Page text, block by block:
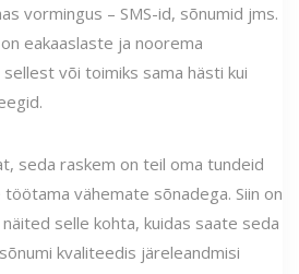
vormingus – SMS-id, sõnumid jms.
eakaaslaste ja noorema
sellest või toimiks sama hästi kui
seda raskem on teil oma tundeid
vähemate sõnadega. Siin on
selle kohta, kuidas saate seda
kvaliteedis järeleandmisi